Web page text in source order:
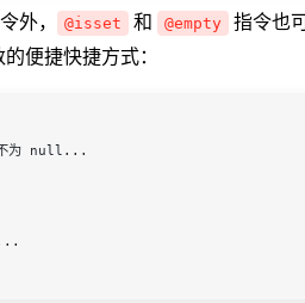
外， @isset 和 @empty
指令也
便捷快捷方式：
为 null...